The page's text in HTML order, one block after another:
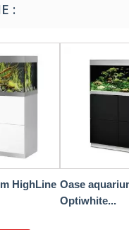
:
HighLine Oase
Optiwhite...